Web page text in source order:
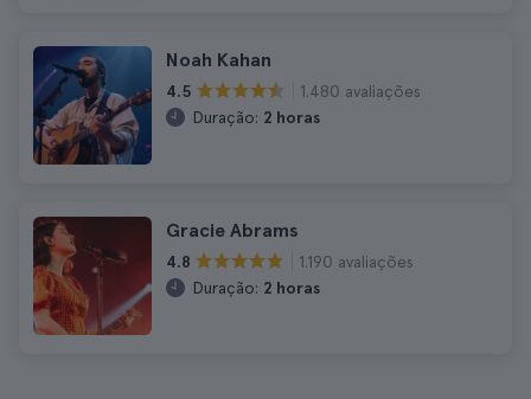
Noah Kahan
4.5
1.480 avaliações
Duração: 2 horas
Gracie Abrams
4.8
1.190 avaliações
Duração: 2 horas